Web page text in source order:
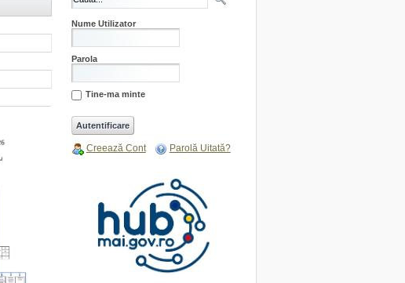
Nume Utilizator
Parola
Tine-ma minte
Creează Cont Parolă Uitată?